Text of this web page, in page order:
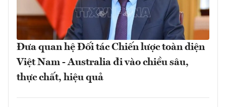
Đưa quan hệ Đối tác Chiến lược toàn diện
Việt Nam - Australia đi vào chiều sâu,
thực chất, hiệu quả